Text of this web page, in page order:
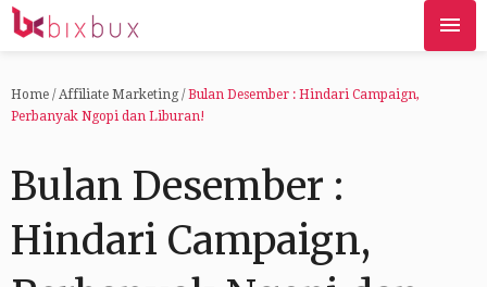
Home / Affiliate Marketing/ Bulan Desember : Hindari Campaign,
Perbanyak Ngopi dan Liburan!
Bulan Desember :
Hindari Campaign,